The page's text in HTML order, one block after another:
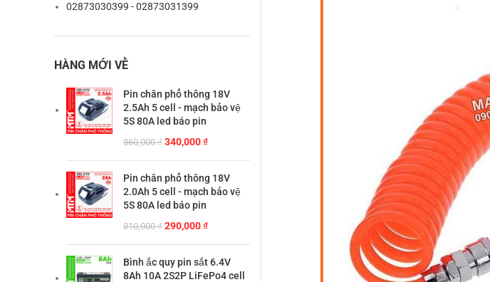
02873030399 - 02873031399
HÀNG MỚI VỀ
Pin chân phổ thông 18V
2.5Ah 5 cell - mạch bảo vệ
5S 80A led báo pin
360,000₫ Giá
là:
360,000 ₫.
340,000₫Giá
tại
là:
Pin chân phổ thông 18V
2.0Ah 5 cell - mạch bảo vệ
5S 80A led báo pin
310,000₫ Giá
310,000 ₫.
290,000₫Giá
tại
là:
Bình ắc quy pin sắt 6.4V
8Ah 10A 2S2P LiFePo4 cell